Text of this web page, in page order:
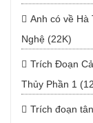
Anh có về
Nghệ (22K)
Trích Đoạn
Thủy Phần 1
Trích đoạn